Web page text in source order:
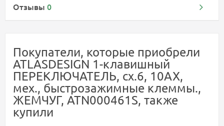
Отзывы 0
Покупатели, которые приобрели
ATLASDESIGN 1-клавишный
ПЕРЕКЛЮЧАТЕЛЬ, сх.6, 10АХ,
мех., быстрозажимные клеммы.,
ЖЕМЧУГ, ATN000461S, также
купили